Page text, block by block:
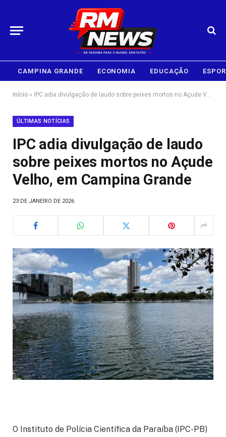
CAMPINA GRANDE ECONOMIA EDUCAÇÃO
Início » IPC adia divulgação de laudo sobre peixes mortos no Açude Velho, em Campina Grande
ÚLTIMAS NOTÍCIAS
IPC adia divulgação de laudo
sobre peixes mortos no Açude
Velho, em Campina Grande
23 DE JANEIRO DE 2026
O Instituto de Polícia Científica da Paraíba (IPC-PB)